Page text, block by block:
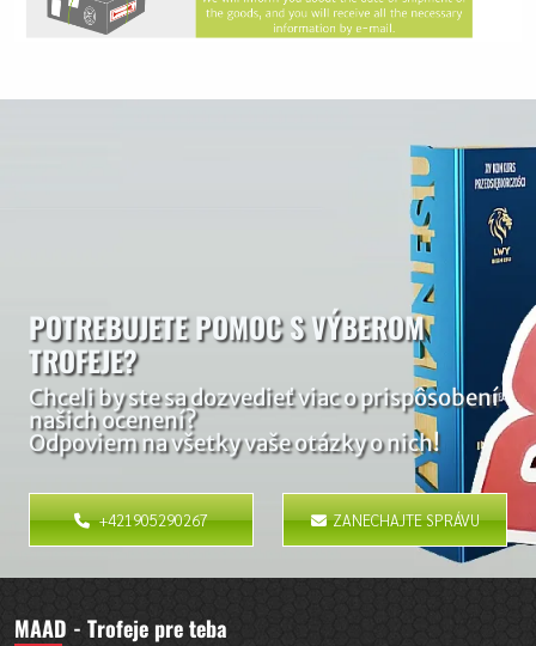
POTREBUJETE POMOC S VÝBEROM
TROFEJE?
Chceli by ste sa dozvedieť viac o prispôsobení
našich ocenení?
Odpoviem na všetky vaše otázky o nich!
+421905290267 ZANECHAJTE SPRÁVU
MAAD - Trofeje pre teba